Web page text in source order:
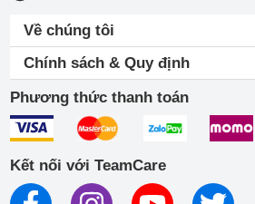
Tất cả dịch vụ sửa Apple Watch
Về chúng tôi
Chính sách & Quy định
Phương thức thanh toán
Kết nối với TeamCare